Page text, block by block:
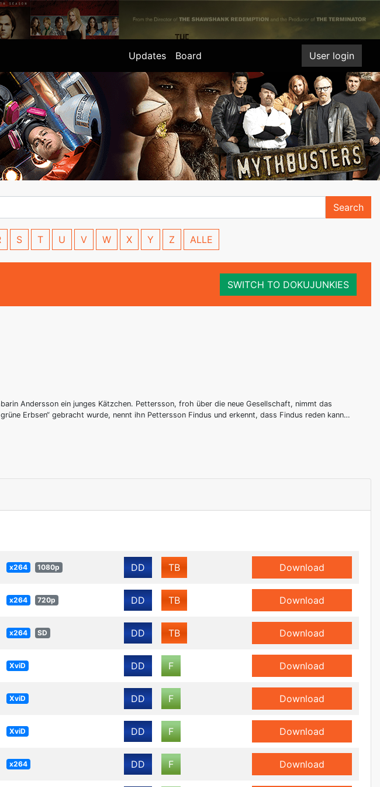
Updates Board User login
Search
S T U V W X Y Z ALLE
SWITCH TO DOKUJUNKIES
Andersson ein junges Kätzchen. Pettersson, froh über die neue Gesellschaft, nimmt das
Erbsen“ gebracht wurde, nennt ihn Pettersson Findus und erkennt, dass Findus reden kann…
x264 1080p DD TB Download
x264 720p DD TB Download
x264 SD DD TB Download
XviD DD F Download
XviD DD F Download
XviD DD F Download
x264 DD F Download